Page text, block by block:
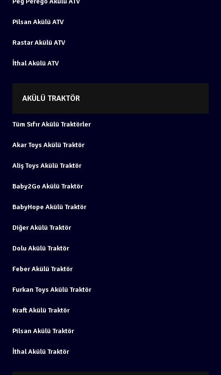
Pilsan Akülü ATV
Rastar Akülü ATV
İthal Akülü ATV
AKÜLÜ TRAKTÖR
Tüm Sıfır Akülü Traktörler
Akar Toys Akülü Traktör
Aliş Toys Akülü Traktör
Baby2Go Akülü Traktör
BabyHope Akülü Traktör
Diğer Akülü Traktör
Dolu Akülü Traktör
Feber Akülü Traktör
Furkan Toys Akülü Traktör
Kraft Akülü Traktör
Pilsan Akülü Traktör
İthal Akülü Traktör